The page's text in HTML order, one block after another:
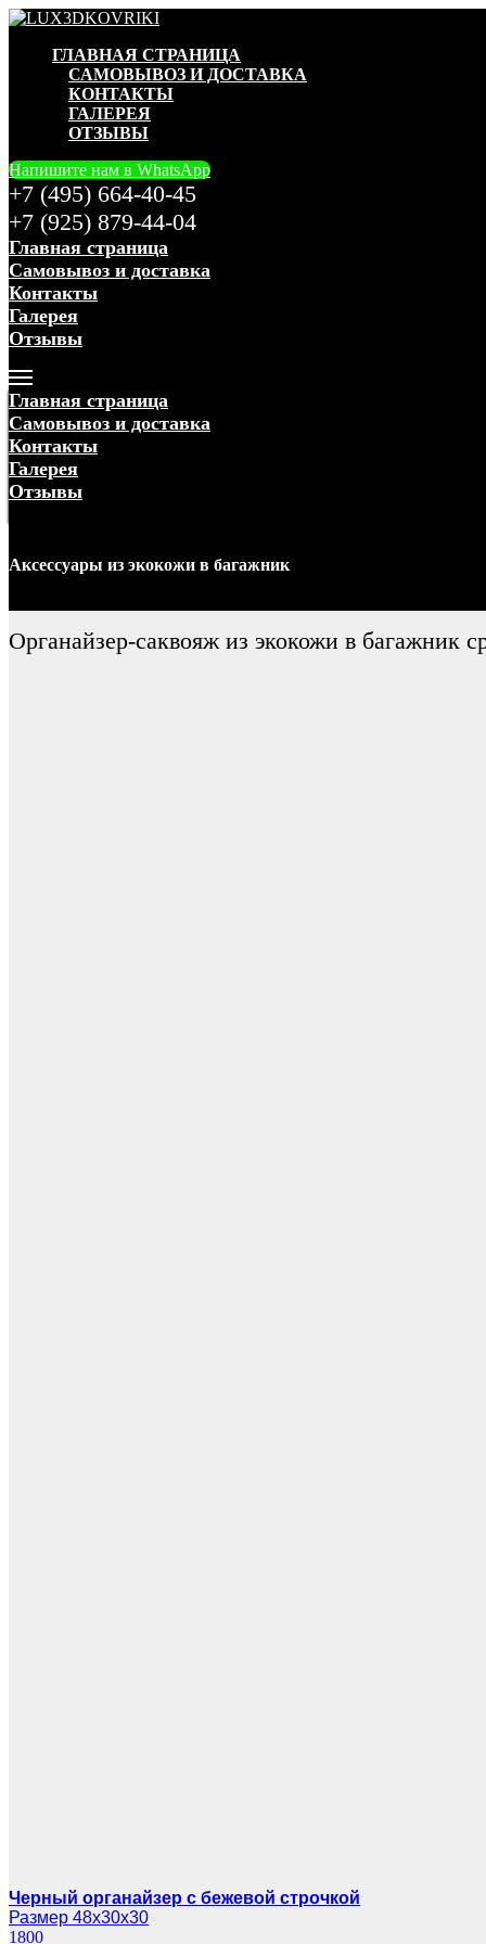
ГЛАВНАЯ СТРАНИЦА
САМОВЫВОЗ И ДОСТАВКА
КОНТАКТЫ
ГАЛЕРЕЯ
ОТЗЫВЫ
Напишите нам в WhatsApp
+7 (495) 664-40-45
+7 (925) 879-44-04
Главная страница
Самовывоз и доставка
Контакты
Галерея
Отзывы
Главная страница
Самовывоз и доставка
Контакты
Галерея
Отзывы
Аксессуары из экокожи в багажник
Органайзер-саквояж из экокожи в багажник
Черный органайзер с бежевой строчкой
Размер 48х30х30
1800